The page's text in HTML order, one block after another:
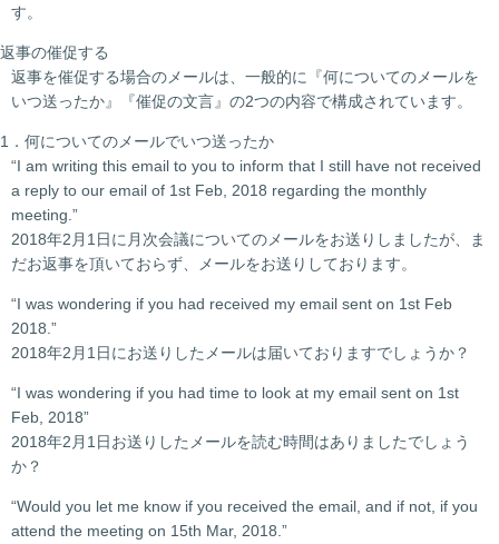
す。
返事の催促する
返事を催促する場合のメールは、一般的に『何についてのメールを
いつ送ったか』『催促の文言』の2つの内容で構成されています。
1．何についてのメールでいつ送ったか
“I am writing this email to you to inform that I still have not received
a reply to our email of 1st Feb, 2018 regarding the monthly
meeting.”
2018年2月1日に月次会議についてのメールをお送りしましたが、ま
だお返事を頂いておらず、メールをお送りしております。
“I was wondering if you had received my email sent on 1st Feb
2018.”
2018年2月1日にお送りしたメールは届いておりますでしょうか？
“I was wondering if you had time to look at my email sent on 1st
Feb, 2018”
2018年2月1日お送りしたメールを読む時間はありましたでしょう
か？
“Would you let me know if you received the email, and if not, if you
attend the meeting on 15th Mar, 2018.”